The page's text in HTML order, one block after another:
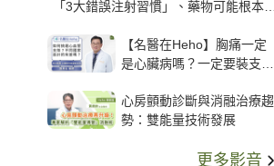
「3大錯誤注射習慣」、藥物可能根本沒
【名醫在Heho】胸痛一定
是心臟病嗎？一定要裝支
解析支架種類、風險與選擇
關鍵
心房顫動診斷與消融治療趨
勢：雙能量技術發展
更多影音